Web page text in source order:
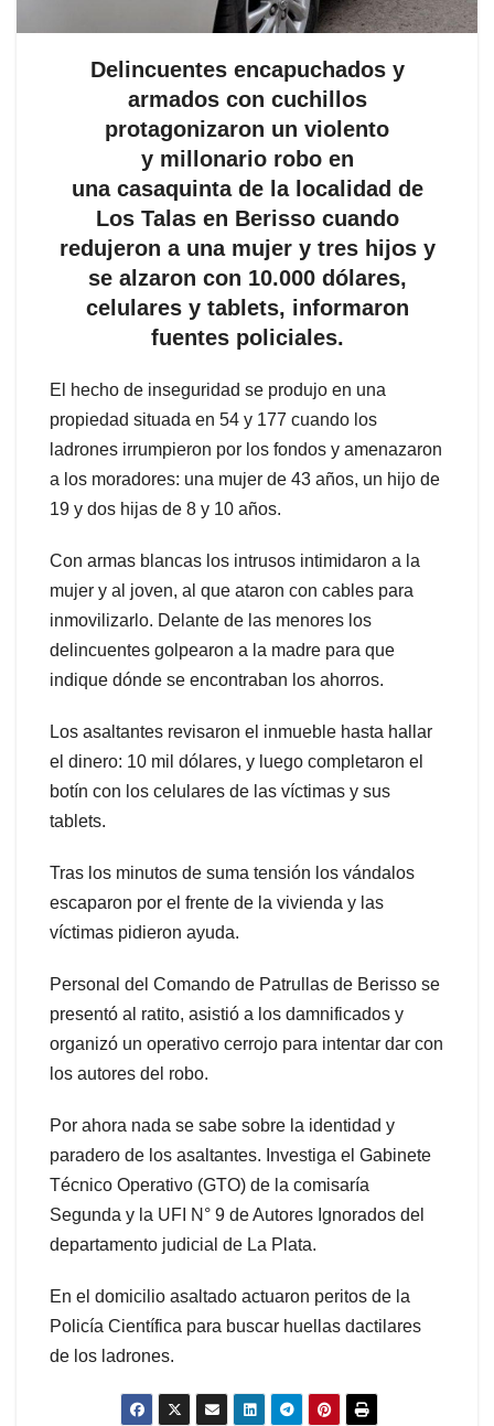
Delincuentes encapuchados y
armados con cuchillos
protagonizaron un violento
y millonario robo en
una casaquinta de la localidad de
Los Talas en Berisso cuando
redujeron a una mujer y tres hijos y
se alzaron con 10.000 dólares,
celulares y tablets, informaron
fuentes policiales.
El hecho de inseguridad se produjo en una
propiedad situada en 54 y 177 cuando los
ladrones irrumpieron por los fondos y amenazaron
a los moradores: una mujer de 43 años, un hijo de
19 y dos hijas de 8 y 10 años.
Con armas blancas los intrusos intimidaron a la
mujer y al joven, al que ataron con cables para
inmovilizarlo. Delante de las menores los
delincuentes golpearon a la madre para que
indique dónde se encontraban los ahorros.
Los asaltantes revisaron el inmueble hasta hallar
el dinero: 10 mil dólares, y luego completaron el
botín con los celulares de las víctimas y sus
tablets.
Tras los minutos de suma tensión los vándalos
escaparon por el frente de la vivienda y las
víctimas pidieron ayuda.
Personal del Comando de Patrullas de Berisso se
presentó al ratito, asistió a los damnificados y
organizó un operativo cerrojo para intentar dar con
los autores del robo.
Por ahora nada se sabe sobre la identidad y
paradero de los asaltantes. Investiga el Gabinete
Técnico Operativo (GTO) de la comisaría
Segunda y la UFI N° 9 de Autores Ignorados del
departamento judicial de La Plata.
En el domicilio asaltado actuaron peritos de la
Policía Científica para buscar huellas dactilares
de los ladrones.